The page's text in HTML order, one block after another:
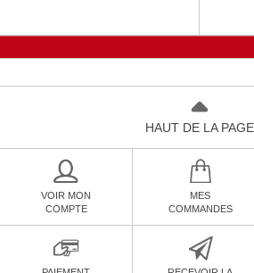
HAUT DE LA PAGE
VOIR MON
COMPTE
MES
COMMANDES